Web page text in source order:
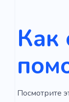
Как
Посмотрите